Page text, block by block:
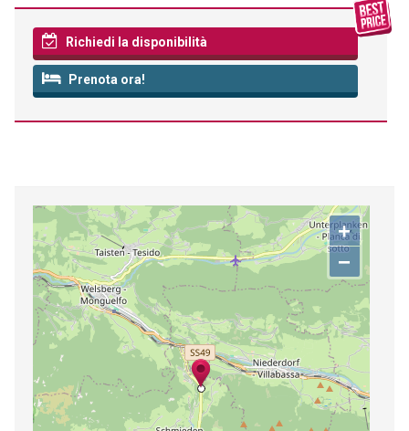
Richiedi la disponibilità
Prenota ora!
+
−